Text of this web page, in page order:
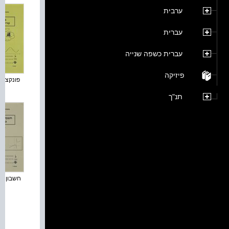
ערבית
עברית
עברית כשפה שנייה
פיזיקה
תנ"ך
חשבון